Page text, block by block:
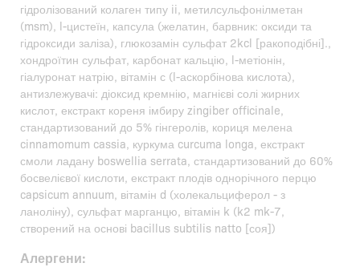
гідролізований колаген типу ii, метилсульфонілметан
(msm), l-цистеїн, капсула (желатин, барвник: оксиди та
гідроксиди заліза), глюкозамін сульфат 2kcl [ракоподібні].,
хондроїтин сульфат, карбонат кальцію, l-метіонін,
гіалуронат натрію, вітамін с (l-аскорбінова кислота),
антизлежувачі: діоксид кремнію, магнієві солі жирних
кислот, екстракт кореня імбиру zingiber officinale,
стандартизований до 5% гінгеролів, кориця мелена
cinnamomum cassia, куркума curcuma longa, екстракт
смоли ладану boswellia serrata, стандартизований до 60%
босвелієвої кислоти, екстракт плодів однорічного перцю
capsicum annuum, вітамін d (холекальциферол - з
ланоліну), сульфат марганцю, вітамін k (k2 mk-7,
створений на основі bacillus subtilis natto [соя])
Алергени: